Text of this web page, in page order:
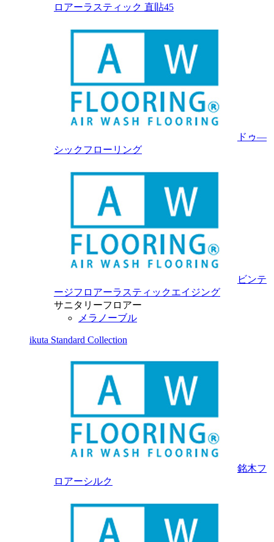
ロアーラスティック 直貼45
ドゥ―
シックフローリング
ビンテ
ージフロアーラスティックエイジング
サニタリーフロアー
メラノーブル
ikuta Standard Collection
銘木フ
ロアーシルク